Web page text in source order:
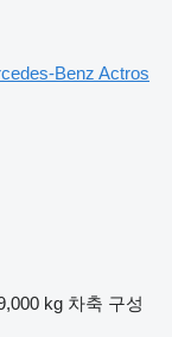
Benz Actros
kg 차축 구성